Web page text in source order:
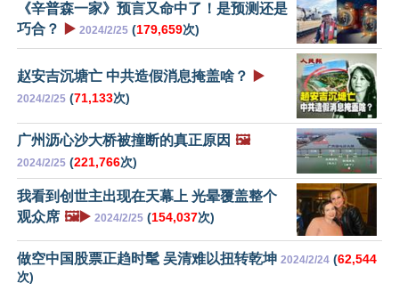
《辛普森一家》预言又命中了！是预测还是
巧合？
▶️ 2024/2/25 (179,659次)
赵安吉沉塘亡 中共造假消息掩盖啥？ ▶️
2024/2/25 (71,133次)
广州沥心沙大桥被撞断的真正原因 🖼️
2024/2/25 (221,766次)
我看到创世主出现在天幕上 光晕覆盖整个
观众席 🖼️▶️ 2024/2/25 (154,037次)
做空中国股票正趋时髦 吴清难以扭转乾坤 2024/2/24 (62,544
次)